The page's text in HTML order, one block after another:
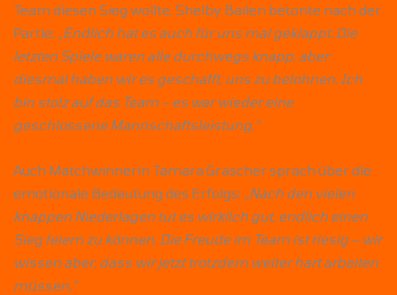
Team diesen Sieg wollte. Shelby Bailen betonte nach der
Partie: „Endlich hat es auch für uns mal geklappt. Die
letzten Spiele waren alle durchwegs knapp, aber
diesmal haben wir es geschafft, uns zu belohnen. Ich
bin stolz auf das Team – es war wieder eine
geschlossene Mannschaftsleistung.“
Auch Matchwinnerin Tamara Grascher sprach über die
emotionale Bedeutung des Erfolgs: „Nach den vielen
knappen Niederlagen tut es wirklich gut, endlich einen
Sieg feiern zu können. Die Freude im Team ist riesig – wir
wissen aber, dass wir jetzt trotzdem weiter hart arbeiten
müssen.“